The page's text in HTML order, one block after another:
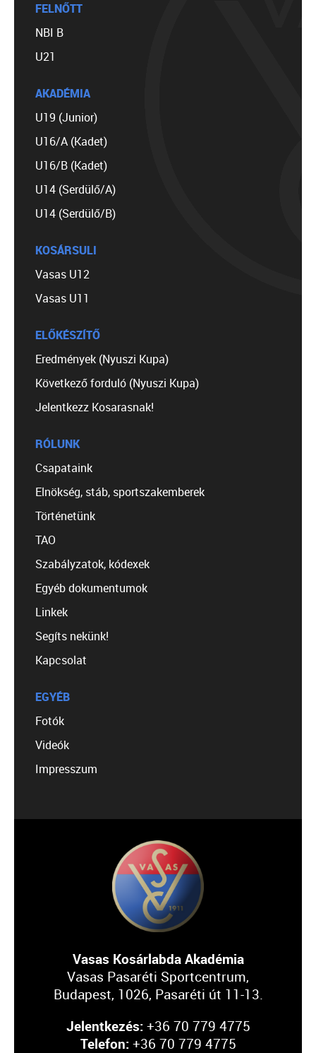
FELNŐTT
NBI B
U21
AKADÉMIA
U19 (Junior)
U16/A (Kadet)
U16/B (Kadet)
U14 (Serdülő/A)
U14 (Serdülő/B)
KOSÁRSULI
Vasas U12
Vasas U11
ELŐKÉSZÍTŐ
Eredmények (Nyuszi Kupa)
Következő forduló (Nyuszi Kupa)
Jelentkezz Kosarasnak!
RÓLUNK
Csapataink
Elnökség, stáb, sportszakemberek
Történetünk
TAO
Szabályzatok, kódexek
Egyéb dokumentumok
Linkek
Segíts nekünk!
Kapcsolat
EGYÉB
Fotók
Videók
Impresszum
Vasas Kosárlabda Akadémia
Vasas Pasaréti Sportcentrum,
Budapest, 1026, Pasaréti út 11-13.
Jelentkezés: +36 70 779 4775
Telefon: +36 70 779 4775